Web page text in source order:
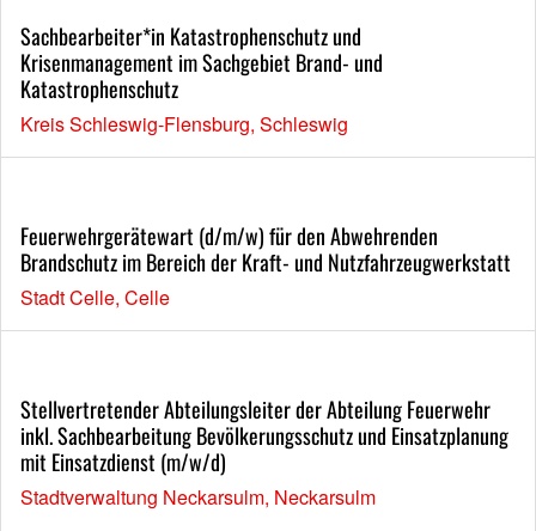
Sachbearbeiter*in Katastrophenschutz und
Krisenmanagement im Sachgebiet Brand- und
Katastrophenschutz
Kreis Schleswig-Flensburg, Schleswig
Feuerwehrgerätewart (d/m/w) für den Abwehrenden
Brandschutz im Bereich der Kraft- und Nutzfahrzeugwerkstatt
Stadt Celle, Celle
Stellvertretender Abteilungsleiter der Abteilung Feuerwehr
inkl. Sachbearbeitung Bevölkerungsschutz und Einsatzplanung
mit Einsatzdienst (m/w/d)
Stadtverwaltung Neckarsulm, Neckarsulm